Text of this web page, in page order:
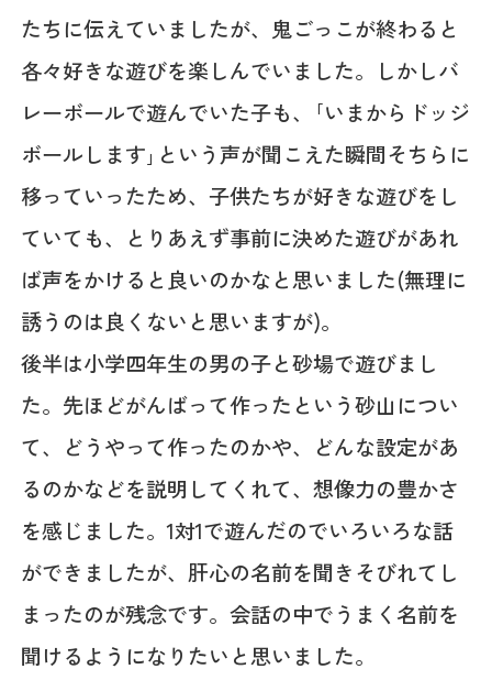
たちに伝えていましたが、鬼ごっこが終わると
各々好きな遊びを楽しんでいました。しかしバ
レーボールで遊んでいた子も、｢いまからドッジ
ボールします｣という声が聞こえた瞬間そちらに
移っていったため、子供たちが好きな遊びをし
ていても、とりあえず事前に決めた遊びがあれ
ば声をかけると良いのかなと思いました(無理に
誘うのは良くないと思いますが)。
後半は小学四年生の男の子と砂場で遊びまし
た。先ほどがんばって作ったという砂山につい
て、どうやって作ったのかや、どんな設定があ
るのかなどを説明してくれて、想像力の豊かさ
を感じました。1対1で遊んだのでいろいろな話
ができましたが、肝心の名前を聞きそびれてし
まったのが残念です。会話の中でうまく名前を
聞けるようになりたいと思いました。